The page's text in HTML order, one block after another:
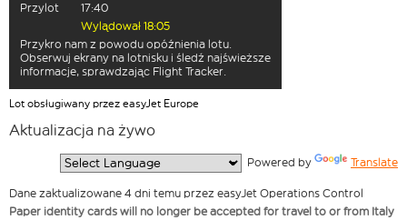
Przylot
17:40
Wylądował 18:05
Przykro nam z powodu opóźnienia lotu.
Obserwuj ekrany na lotnisku i śledź najświeższe
informacje, sprawdzając Flight Tracker.
Lot obsługiwany przez easyJet Europe
Aktualizacja na żywo
Powered by Translate
Dane zaktualizowane 4 dni temu przez easyJet Operations Control
Paper identity cards will no longer be accepted for travel to or from Italy